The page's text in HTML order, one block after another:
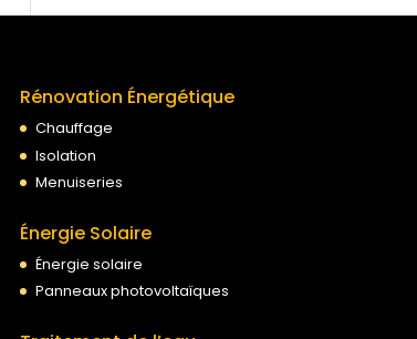
Rénovation Énergétique
Chauffage
Isolation
Menuiseries
Énergie Solaire
Énergie solaire
Panneaux photovoltaïques